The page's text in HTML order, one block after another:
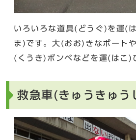
いろいろな道具(どうぐ)を運(
ま)です。大(おお)きなボート
(くうき)ボンベなどを運(はこ)
救急車(きゅうきゅう